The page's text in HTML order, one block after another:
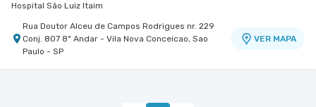
Hospital São Luiz Itaim
Rua Doutor Alceu de Campos Rodrigues nr. 229
Conj. 807 8º Andar - Vila Nova Conceicao, Sao
Paulo - SP
VER MAPA